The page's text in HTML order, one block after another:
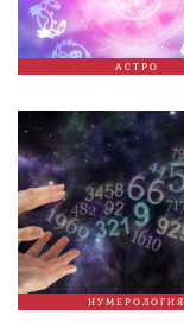
АСТРО
НУМЕРОЛОГИЯ